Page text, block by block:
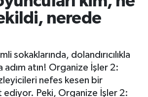
nerede
sokaklarında, dolandırıcılıkla
atın! Organize İşler 2:
nefes kesen bir
ediyor. Peki, Organize İşler 2: